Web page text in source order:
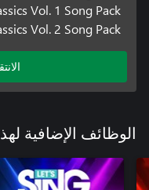
Vol. 1 Song Pack
Vol. 2 Song Pack
الوظائف الإضافية